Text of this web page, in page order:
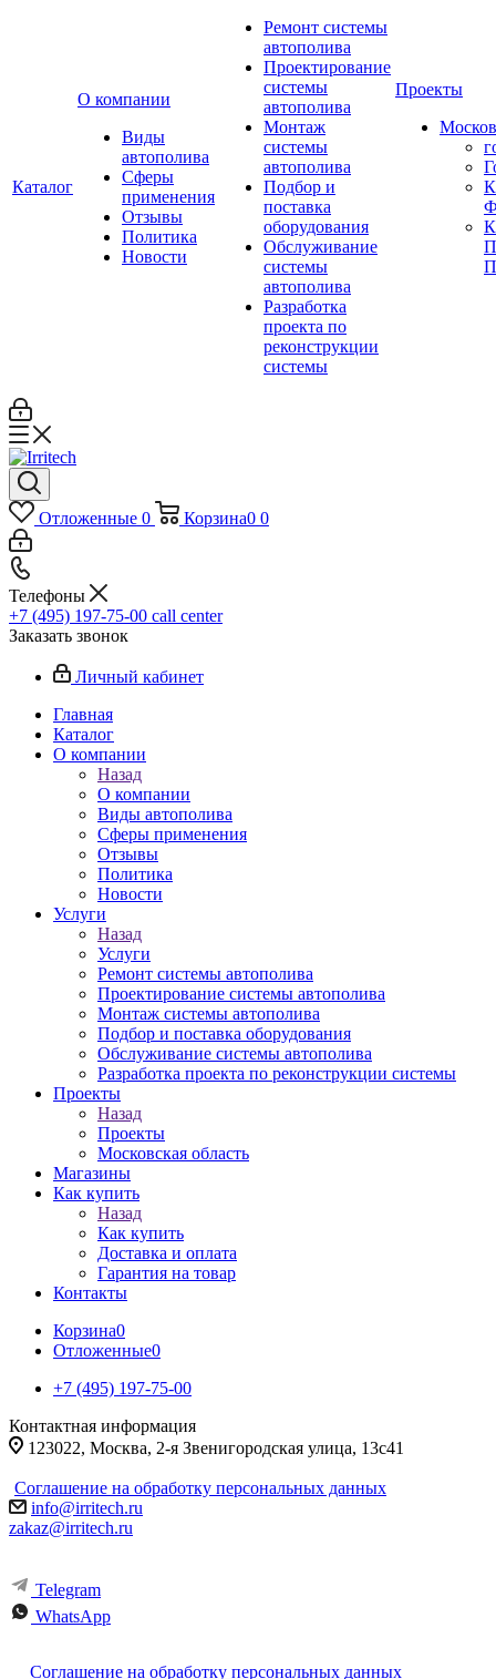
Каталог
О компании
Виды
автополива
Сферы
применения
Отзывы
Политика
Новости
Ремонт системы
автополива
Проектирование
системы
автополива
Монтаж
системы
автополива
Подбор и
поставка
оборудования
Обслуживание
системы
автополива
Разработка
проекта по
реконструкции
системы
Проекты
Отложенные 0 Корзина0 0
Телефоны
+7 (495) 197-75-00 call center
Заказать звонок
Личный кабинет
Главная
Каталог
О компании
Назад
О компании
Виды автополива
Сферы применения
Отзывы
Политика
Новости
Услуги
Назад
Услуги
Ремонт системы автополива
Проектирование системы автополива
Монтаж системы автополива
Подбор и поставка оборудования
Обслуживание системы автополива
Разработка проекта по реконструкции системы
Проекты
Назад
Проекты
Московская область
Магазины
Как купить
Назад
Как купить
Доставка и оплата
Гарантия на товар
Контакты
Корзина0
Отложенные0
+7 (495) 197-75-00
Контактная информация
123022, Москва, 2-я Звенигородская улица, 13с41
Соглашение на обработку персональных данных
info@irritech.ru
zakaz@irritech.ru
Telegram
WhatsApp
Соглашение на обработку персональных данных